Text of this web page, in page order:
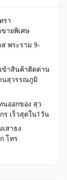
รา
ายพิเศษ
พระราม 9-
ข้าสินค้าติดด่าน
นสุวรรณภูมิ
ออกของ สุว
เร็วสุดใน1วัน
สาธง
โทร